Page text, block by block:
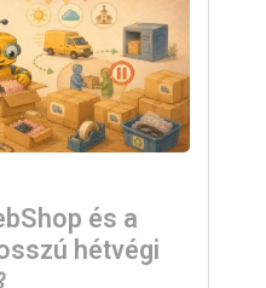
és a
hétvégi